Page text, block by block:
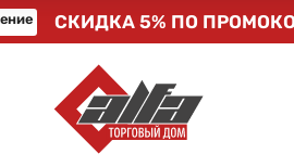
СКИДКА 5% ПО